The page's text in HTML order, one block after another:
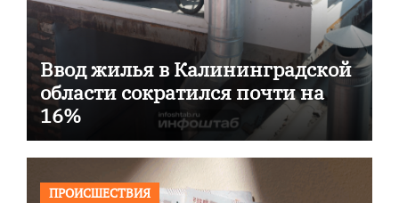
Ввод жилья в Калининградской
области сократился почти на
16%
ПРОИСШЕСТВИЯ